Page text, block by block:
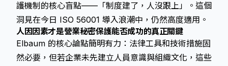
護機制的核心盲點——「制度建了，人沒跟上」。這個
洞見在今日 ISO 56001 導入浪潮中，仍然高度適用。
人因因素才是營業秘密保護能否成功的真正關鍵
Elbaum 的核心論點簡明有力：法律工具和技術措施固
然必要，但若企業未先建立人員意識與組織文化，這些